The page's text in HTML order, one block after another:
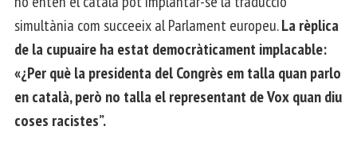
simultània com succeeix al Parlament europeu.La rèplica
de la cupuaire ha estat democràticament implacable:
«¿Per què la presidenta del Congrès em talla quan parlo
en català, però no talla el representant de Vox quan diu
coses racistes”.